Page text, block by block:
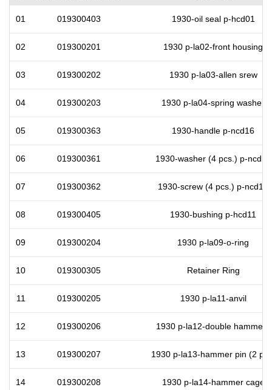
01 019300403 1930-oil seal p-hcd01
02 019300201 1930 p-la02-front housing
03 019300202 1930 p-la03-allen srew
04 019300203 1930 p-la04-spring washer
05 019300363 1930-handle p-ncd16
06 019300361 1930-washer (4 pcs.) p-ncd14
07 019300362 1930-screw (4 pcs.) p-ncd15
08 019300405 1930-bushing p-hcd11
09 019300204 1930 p-la09-o-ring
10 019300305 Retainer Ring
11 019300205 1930 p-la11-anvil
12 019300206 1930 p-la12-double hammers
13 019300207 1930 p-la13-hammer pin (2
14 019300208 1930 p-la14-hammer cage